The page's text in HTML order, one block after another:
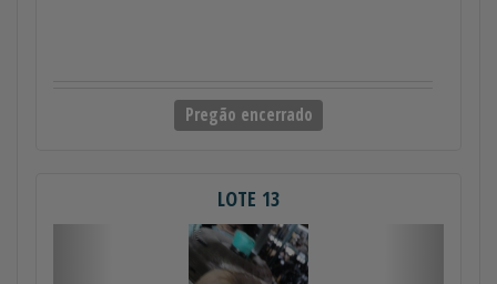
Pregão encerrado
LOTE 13